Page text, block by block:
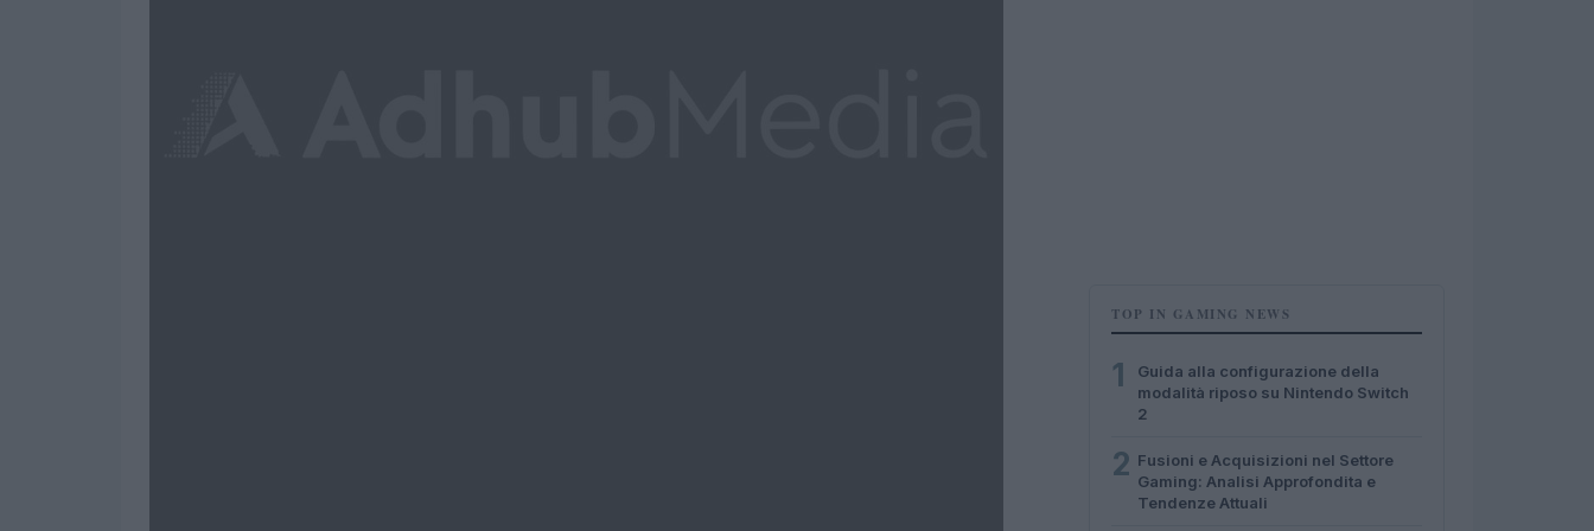
TOP IN GAMING NEWS
1
Guida alla configurazione della
modalità riposo su Nintendo Switch
2
2 Fusioni e Acquisizioni nel Settore
Gaming: Analisi Approfondita e
Tendenze Attuali